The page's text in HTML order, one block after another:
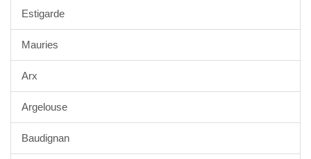
Estigarde
Mauries
Arx
Argelouse
Baudignan